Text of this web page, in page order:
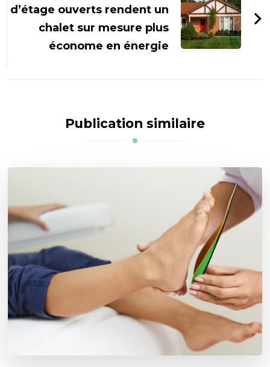
d’étage ouverts rendent un
chalet sur mesure plus
économe en énergie
Publication similaire